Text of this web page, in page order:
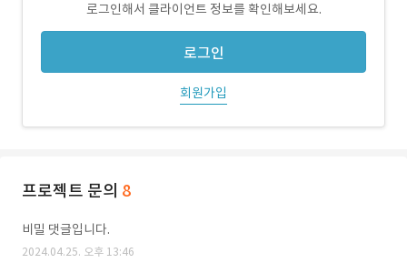
로그인해서 클라이언트 정보를 확인해보세요.
로그인
회원가입
프로젝트 문의 8
비밀 댓글입니다.
2024.04.25. 오후 13:46